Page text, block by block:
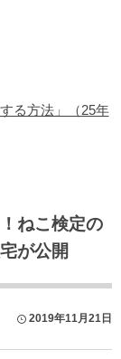
る方法」（25年
ねこ検定の
が公開
2019年11月21日